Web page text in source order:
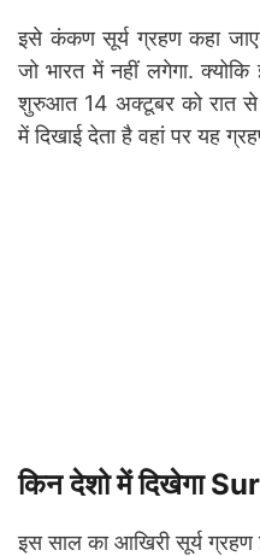
इसे कंकण सूर्य ग्रहण कहा
जो भारत में नहीं लगेगा.
शुरुआत 14 अक्टूबर को रात से
में दिखाई देता है वहां पर यह
किन देशो में दिखेगा
इस साल का आखिरी सूर्य